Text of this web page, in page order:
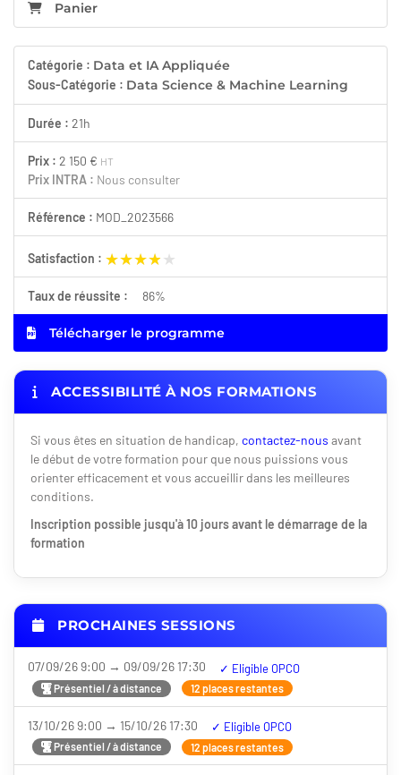
Panier
Catégorie : Data et IA Appliquée
Sous-Catégorie : Data Science & Machine Learning
Durée : 21h
Prix : 2 150 € HT
Prix INTRA : Nous consulter
Référence : MOD_2023566
Satisfaction : ★★★★★
★★★★★
Taux de réussite : 86%
Télécharger le programme
ACCESSIBILITÉ À NOS FORMATIONS
Si vous êtes en situation de handicap, contactez-nous avant
le début de votre formation pour que nous puissions vous
orienter efficacement et vous accueillir dans les meilleures
conditions.
Inscription possible jusqu'à 10 jours avant le démarrage de la
formation
PROCHAINES SESSIONS
07/09/26 9:00 → 09/09/26 17:30
Présentiel / à distance
12 places restantes
13/10/26 9:00 → 15/10/26 17:30
Présentiel / à distance
12 places restantes